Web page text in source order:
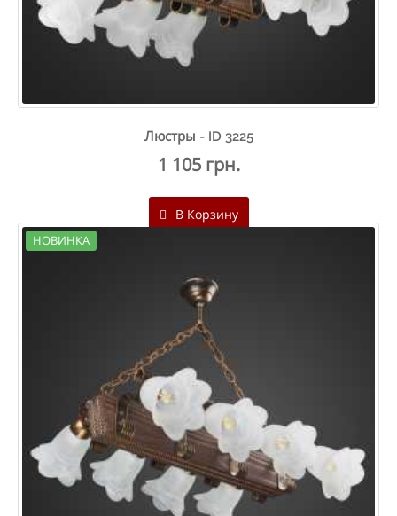
Люстры - ID 3225
1 105 грн.
В Корзину
НОВИНКА